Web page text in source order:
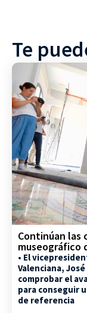
Te
Continúan las
museográfico
• El
Valenciana,
comprobar el
para conseguir
de referencia